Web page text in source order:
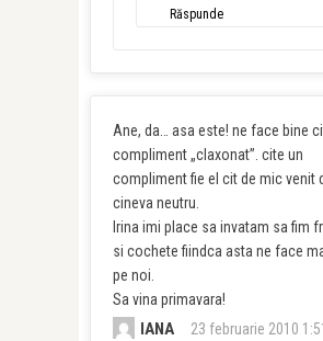
Răspunde
Ane, da… asa este! ne face bine
compliment „claxonat”. cite un
compliment fie el cit de mic venit
cineva neutru.
Irina imi place sa invatam sa fim
si cochete fiindca asta ne face
pe noi.
Sa vina primavara!
IANA 23 februarie 2010